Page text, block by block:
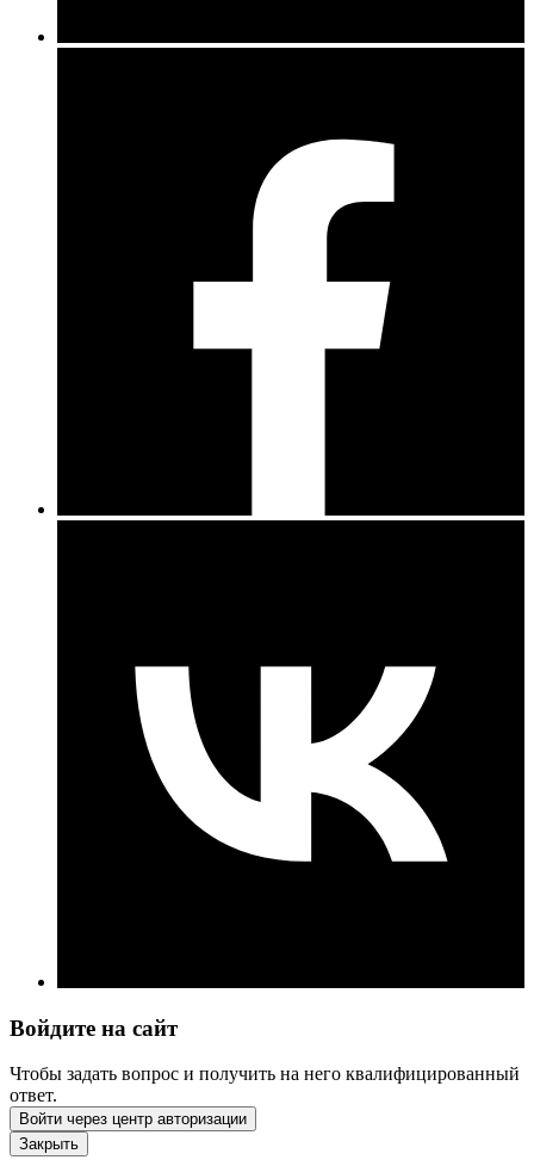
Войдите на сайт
Чтобы задать вопрос и получить на него квалифицированный
ответ.
Войти через центр авторизации
Закрыть